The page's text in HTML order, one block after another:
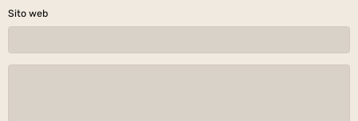
Sito web